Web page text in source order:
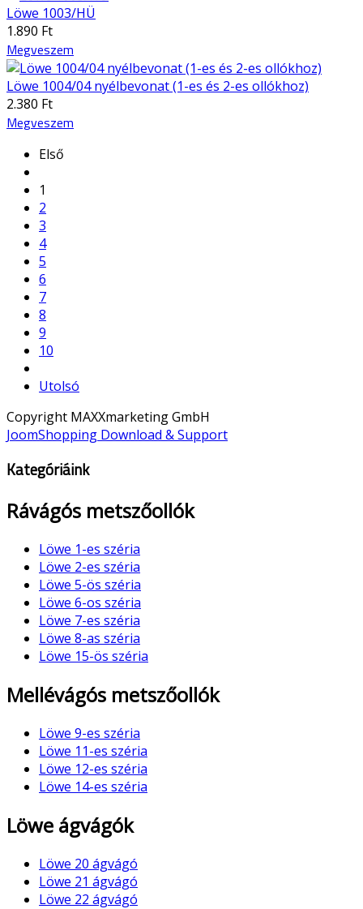
Löwe 1003/HÜ
1.890 Ft
Megveszem
Löwe 1004/04 nyélbevonat (1-es és 2-es ollókhoz)
2.380 Ft
Megveszem
Első
1
2
3
4
5
6
7
8
9
10
Utolsó
Copyright MAXXmarketing GmbH
JoomShopping Download & Support
Kategóriáink
Rávágós metszőollók
Löwe 1-es széria
Löwe 2-es széria
Löwe 5-ös széria
Löwe 6-os széria
Löwe 7-es széria
Löwe 8-as széria
Löwe 15-ös széria
Mellévágós metszőollók
Löwe 9-es széria
Löwe 11-es széria
Löwe 12-es széria
Löwe 14-es széria
Löwe ágvágók
Löwe 20 ágvágó
Löwe 21 ágvágó
Löwe 22 ágvágó